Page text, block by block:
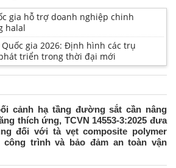
gia hỗ trợ doanh nghiệp chinh
halal
Quốc gia 2026: Định hình các trụ
triển trong thời đại mới
cảnh hạ tầng đường sắt cần nâng
thích ứng, TCVN 14553-3:2025 đưa
đối với tà vẹt composite polymer
trình và bảo đảm an toàn vận